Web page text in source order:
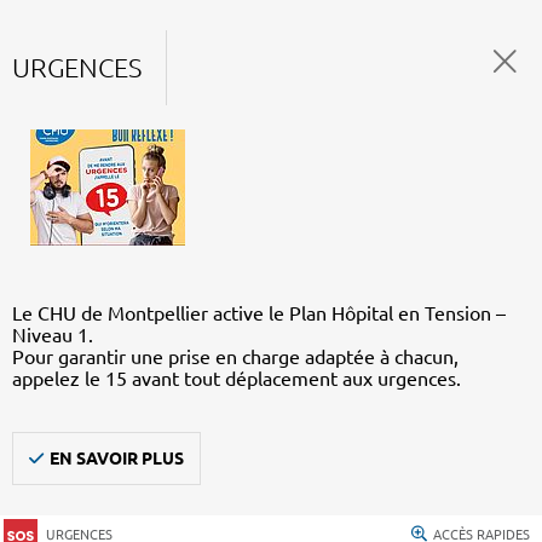
URGENCES
Le CHU de Montpellier active le Plan Hôpital en Tension –
Niveau 1.
Pour garantir une prise en charge adaptée à chacun,
appelez le 15 avant tout déplacement aux urgences.
EN SAVOIR PLUS
URGENCES ACCÈS RAPIDES